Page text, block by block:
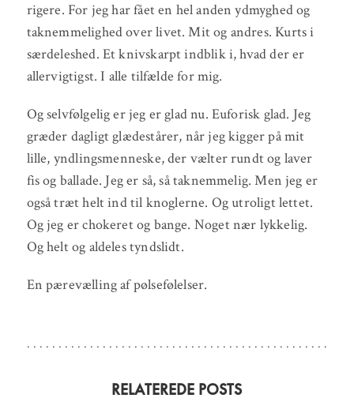
rigere. For jeg har fået en hel anden ydmyghed og
taknemmelighed over livet. Mit og andres. Kurts i
særdeleshed. Et knivskarpt indblik i, hvad der er
allervigtigst. I alle tilfælde for mig.
Og selvfølgelig er jeg er glad nu. Euforisk glad. Jeg
græder dagligt glædestårer, når jeg kigger på mit
lille, yndlingsmenneske, der vælter rundt og laver
fis og ballade. Jeg er så, så taknemmelig. Men jeg er
også træt helt ind til knoglerne. Og utroligt lettet.
Og jeg er chokeret og bange. Noget nær lykkelig.
Og helt og aldeles tyndslidt.
En pærevælling af pølsefølelser.
RELATEREDE POSTS